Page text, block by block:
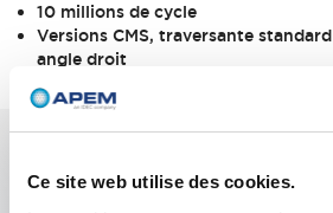
Ce site web utilise des cookies.
10 millions de cycle
Versions CMS, traversante
angle droit
Caractéristiques clés